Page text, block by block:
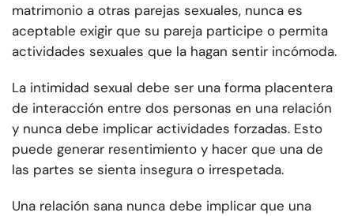
matrimonio a otras parejas sexuales, nunca es
aceptable exigir que su pareja participe o permita
actividades sexuales que la hagan sentir incómoda.
La intimidad sexual debe ser una forma placentera
de interacción entre dos personas en una relación
y nunca debe implicar actividades forzadas. Esto
puede generar resentimiento y hacer que una de
las partes se sienta insegura o irrespetada.
Una relación sana nunca debe implicar que una